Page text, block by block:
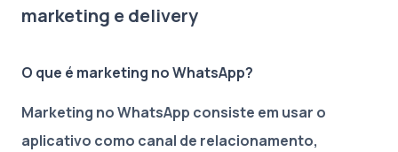
marketing e delivery
O que é marketing no WhatsApp?
Marketing no WhatsApp consiste em usar o
aplicativo como canal de relacionamento,